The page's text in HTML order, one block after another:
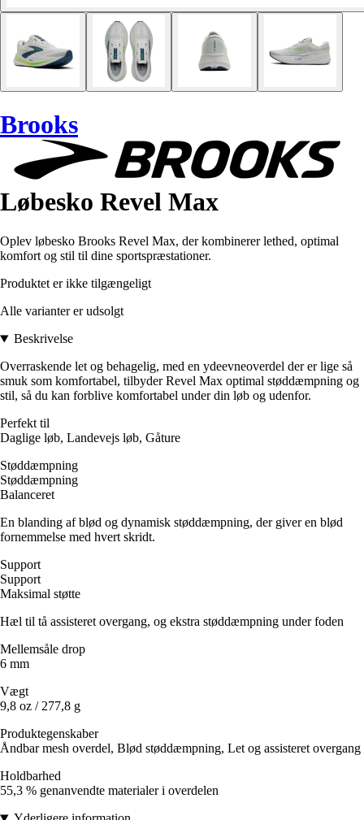
Brooks
Løbesko Revel Max
Oplev løbesko Brooks Revel Max, der kombinerer lethed, optimal
komfort og stil til dine sportspræstationer.
Produktet er ikke tilgængeligt
Alle varianter er udsolgt
Beskrivelse
Overraskende let og behagelig, med en ydeevneoverdel der er lige så
smuk som komfortabel, tilbyder Revel Max optimal støddæmpning og
stil, så du kan forblive komfortabel under din løb og udenfor.
Perfekt til
Daglige løb, Landevejs løb, Gåture
Støddæmpning
Støddæmpning
Balanceret
En blanding af blød og dynamisk støddæmpning, der giver en blød
fornemmelse med hvert skridt.
Support
Support
Maksimal støtte
Hæl til tå assisteret overgang, og ekstra støddæmpning under foden
Mellemsåle drop
6 mm
Vægt
9,8 oz / 277,8 g
Produktegenskaber
Åndbar mesh overdel, Blød støddæmpning, Let og assisteret overgang
Holdbarhed
55,3 % genanvendte materialer i overdelen